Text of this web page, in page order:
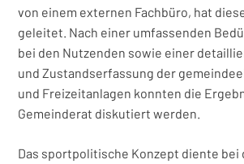
von einem externen Fachbüro, hat
geleitet. Nach einer umfassenden
bei den Nutzenden sowie einer
und Zustandserfassung der
und Freizeitanlagen konnten die
Gemeinderat diskutiert werden.
Das sportpolitische Konzept diente bei